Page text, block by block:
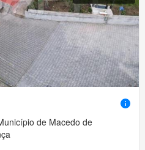
de Macedo de